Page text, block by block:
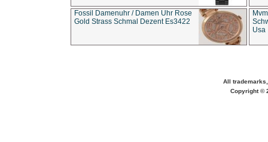
Fossil Damenuhr / Damen Uhr Rose
Gold Strass Schmal Dezent Es3422
Usa
All
Copyright ©